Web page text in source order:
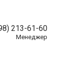
213-61-60
Менеджер